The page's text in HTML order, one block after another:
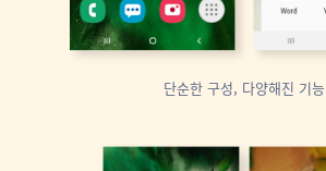
단순한 구성, 다양해진 기능